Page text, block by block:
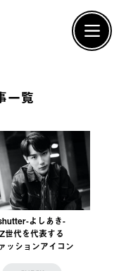
一覧
よしあき-
Z世代を代表する
ッションアイコン